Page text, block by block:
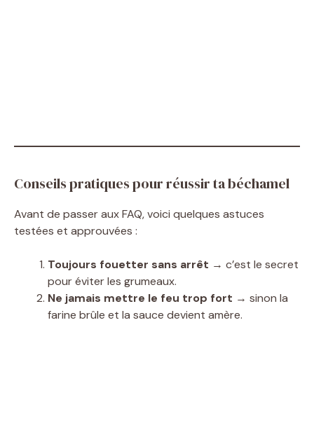
Conseils pratiques pour réussir ta béchamel
Avant de passer aux FAQ, voici quelques astuces
testées et approuvées :
Toujours fouetter sans arrêt → c’est le secret
pour éviter les grumeaux.
Ne jamais mettre le feu trop fort → sinon la
farine brûle et la sauce devient amère.